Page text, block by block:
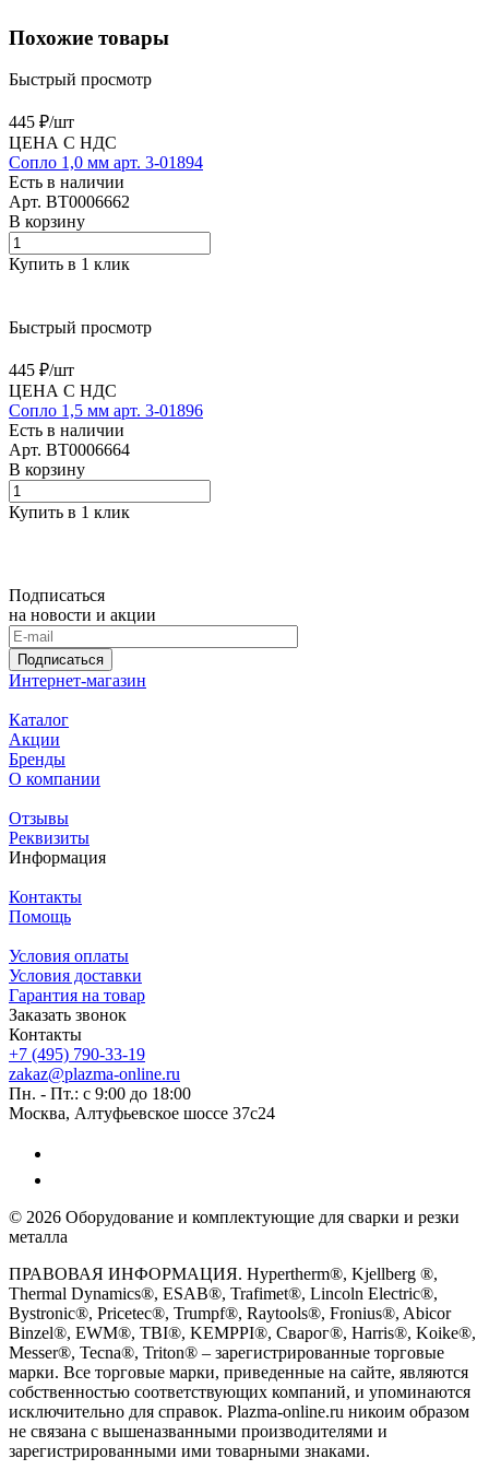
Похожие товары
Быстрый просмотр
445 ₽/шт
ЦЕНА С НДС
Сопло 1,0 мм арт. 3-01894
Есть в наличии
Арт. BT0006662
В корзину
Купить в 1 клик
Быстрый просмотр
445 ₽/шт
ЦЕНА С НДС
Сопло 1,5 мм арт. 3-01896
Есть в наличии
Арт. BT0006664
В корзину
Купить в 1 клик
Подписаться
на новости и акции
Подписаться
Интернет-магазин
Каталог
Акции
Бренды
О компании
Отзывы
Реквизиты
Информация
Контакты
Помощь
Условия оплаты
Условия доставки
Гарантия на товар
Заказать звонок
Контакты
+7 (495) 790-33-19
zakaz@plazma-online.ru
Пн. - Пт.: с 9:00 до 18:00
Москва, Алтуфьевское шоссе 37с24
© 2026 Оборудование и комплектующие для сварки и резки
металла
ПРАВОВАЯ ИНФОРМАЦИЯ. Hypertherm®, Kjellberg ®,
Thermal Dynamics®, ESAB®, Trafimet®, Lincoln Electric®,
Bystronic®, Pricetec®, Trumpf®, Raytools®, Fronius®, Abicor
Binzel®, EWM®, TBI®, KEMPPI®, Сварог®, Harris®, Koike®,
Messer®, Tecna®, Triton® – зарегистрированные торговые
марки. Все торговые марки, приведенные на сайте, являются
собственностью соответствующих компаний, и упоминаются
исключительно для справок. Plazma-online.ru никоим образом
не связана с вышеназванными производителями и
зарегистрированными ими товарными знаками.